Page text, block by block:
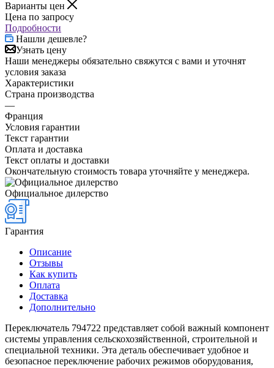
Варианты цен
Цена по запросу
Подробности
Нашли дешевле?
Узнать цену
Наши менеджеры обязательно свяжутся с вами и уточнят
условия заказа
Характеристики
Страна производства
—
Франция
Условия гарантии
Текст гарантии
Оплата и доставка
Текст оплаты и доставки
Окончательную стоимость товара уточняйте у менеджера.
Официальное дилерство
Гарантия
Описание
Отзывы
Как купить
Оплата
Доставка
Дополнительно
Переключатель 794722 представляет собой важный компонент
системы управления сельскохозяйственной, строительной и
специальной техники. Эта деталь обеспечивает удобное и
безопасное переключение рабочих режимов оборудования,